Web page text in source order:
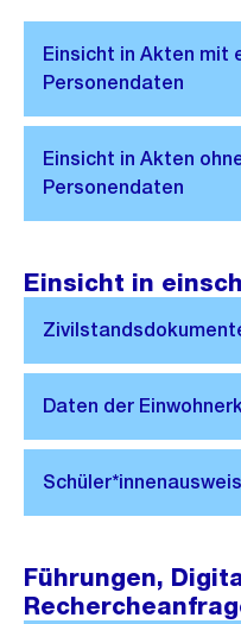
Einsicht in
Führungen,